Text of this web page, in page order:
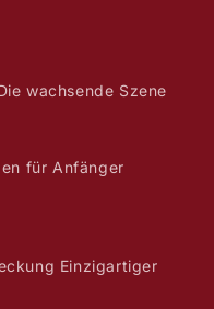
wachsende Szene
für Anfänger
Einzigartiger